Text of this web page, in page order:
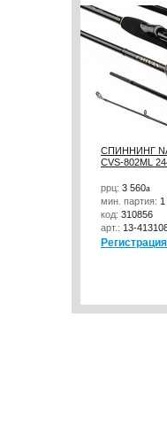
СПИННИНГ
CVS-802ML
ррц: 3 560a
мин. партия: 1
код: 310856
арт.: 13-
Регистрация